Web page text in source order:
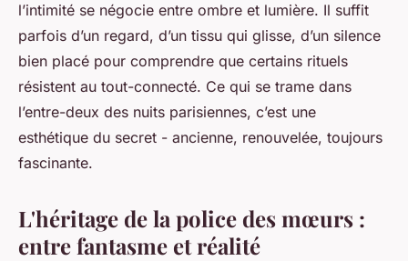
l’intimité se négocie entre ombre et lumière. Il suffit
parfois d’un regard, d’un tissu qui glisse, d’un silence
bien placé pour comprendre que certains rituels
résistent au tout-connecté. Ce qui se trame dans
l’entre-deux des nuits parisiennes, c’est une
esthétique du secret - ancienne, renouvelée, toujours
fascinante.
L'héritage de la police des mœurs :
entre fantasme et réalité